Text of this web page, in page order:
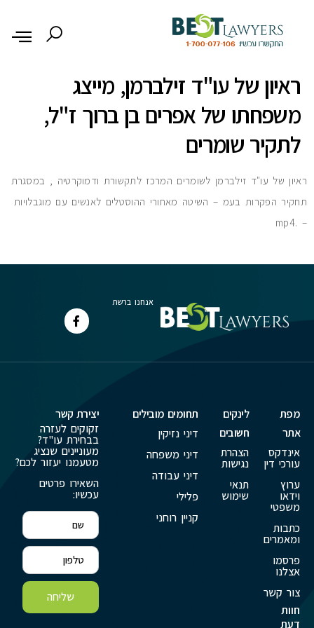
ראיון של עו"ד זילברמן, מייצג
משפחתו של אפרים בן ברוך ז"ל,
לתקיר שומרים
ראיון של עו"ד זילברמן לשומרים המרכז לתקשורת ודמוקרטיה , במסגרת
תחקיר הפקרות בעמ – השיטה מאחורי ההוסטלים לאנשים עם מוגבלויות
– .mp4
אנחנו ברשת
מפת
אתר
אינדקס
עורכי דין
ערוץ
וידאו
משפטי
כתבות
ומאמרים
פרסמו
אצלנו
צור קשר
חוות
דעת
לינקים
חשובים
הצהרת
נגישות
תנאי
שימוש
תחומים מובילים
דיני נזיקין
דיני משפחה
דיני עבודה
פלילי
קניין רוחני
יצירת קשר
זקוקים לעזרה
בבחירת עו"ד?
מעוניינים שנציג
מטעמנו יעזור לכם?
השאירו פרטים
עכשיו:
שליחה